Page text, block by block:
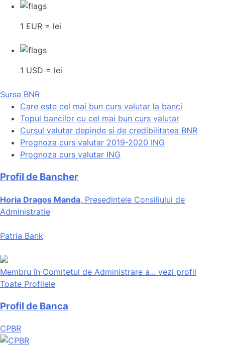
1 EUR = lei
1 USD = lei
Sursa BNR
Care este cel mai bun curs valutar la banci
Topul bancilor cu cel mai bun curs valutar
Cursul valutar depinde si de credibilitatea BNR
Prognoza curs valutar 2019-2020 ING
Prognoza curs valutar ING
Profil de Bancher
Horia Dragos Manda, Presedintele Consiliului de
Administratie
Patria Bank
Membru în Comitetul de Administrare a... vezi profil
Toate Profilele
Profil de Banca
CPBR